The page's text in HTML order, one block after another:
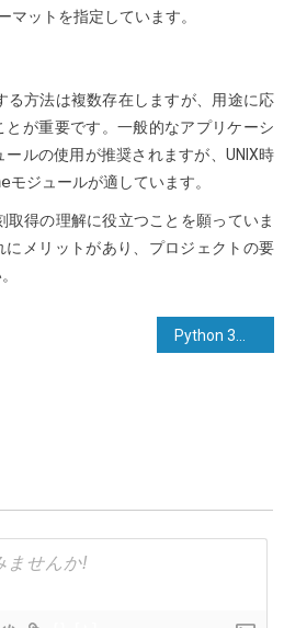
マットを指定しています。
る方法は複数存在しますが、用途に応
とが重要です。一般的なアプリケーシ
ールの使用が推奨されますが、UNIX時
モジュールが適しています。
取得の理解に役立つことを願っていま
メリットがあり、プロジェクトの要